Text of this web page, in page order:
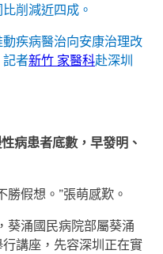
削減近四成。
疾病醫治向安康治理改
記者新竹 家醫科赴深圳
病患者底數，早發明、
勝假想。”張萌感歎。
葵涌國民病院部屬葵涌
講座，先容深圳正在實